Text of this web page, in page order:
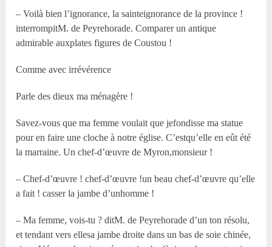
– Voilà bien l’ignorance, la sainteignorance de la province !
interrompitM. de Peyrehorade. Comparer un antique
admirable auxplates figures de Coustou !
Comme avec irrévérence
Parle des dieux ma ménagère !
Savez-vous que ma femme voulait que jefondisse ma statue
pour en faire une cloche à notre église. C’estqu’elle en eût été
la marraine. Un chef-d’œuvre de Myron,monsieur !
– Chef-d’œuvre ! chef-d’œuvre !un beau chef-d’œuvre qu’elle
a fait ! casser la jambe d’unhomme !
– Ma femme, vois-tu ? ditM. de Peyrehorade d’un ton résolu,
et tendant vers ellesa jambe droite dans un bas de soie chinée,